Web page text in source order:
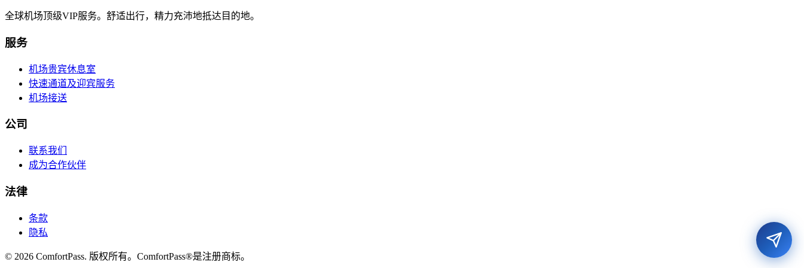
全球机场顶级VIP服务。舒适出行，精力充沛地抵达目的地。
服务
机场贵宾休息室
快速通道及迎宾服务
机场接送
公司
联系我们
成为合作伙伴
法律
条款
隐私
© 2026 ComfortPass. 版权所有。ComfortPass®是注册商标。